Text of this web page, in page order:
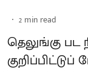
2 min read
தெலுங்கு பட